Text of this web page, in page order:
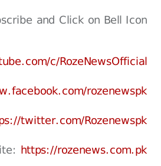
and Click on Bell Icon!
c/RozeNewsOfficial
rozenewspk
twitter.com/Rozenewspk
https://rozenews.com.pk